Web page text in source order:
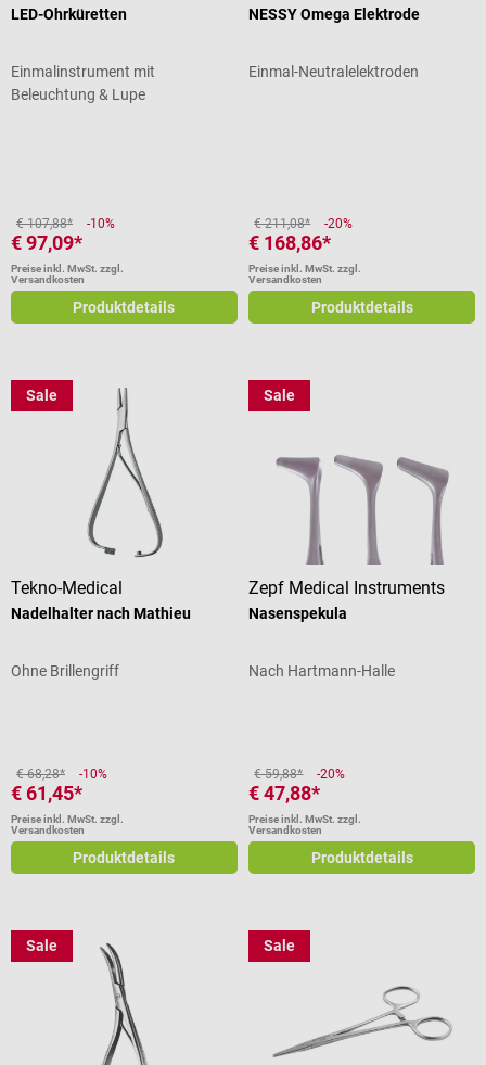
LED-Ohrküretten
Einmalinstrument mit
Beleuchtung & Lupe
€ 107,88* -10%
€ 97,09*
Preise inkl. MwSt. zzgl.
Versandkosten
Produktdetails
NESSY Omega Elektrode
Einmal-Neutralelektroden
€ 211,08* -20%
€ 168,86*
Preise inkl. MwSt. zzgl.
Versandkosten
Produktdetails
Sale
Tekno-Medical
Nadelhalter nach Mathieu
Ohne Brillengriff
€ 68,28* -10%
€ 61,45*
Preise inkl. MwSt. zzgl.
Versandkosten
Produktdetails
Sale
Zepf Medical Instruments
Nasenspekula
Nach Hartmann-Halle
€ 59,88* -20%
€ 47,88*
Preise inkl. MwSt. zzgl.
Versandkosten
Produktdetails
Sale Sale